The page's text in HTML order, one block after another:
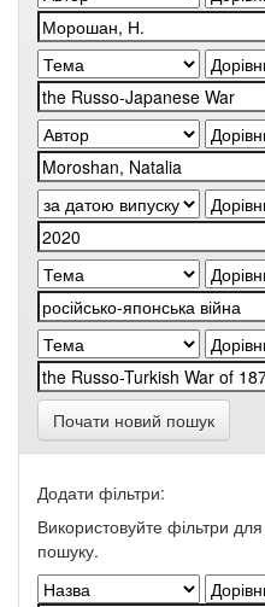
Почати новий пошук
Додати фільтри:
Використовуйте фільтри
пошуку.